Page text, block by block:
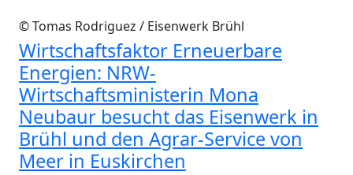
© Tomas Rodriguez / Eisenwerk Brühl
Wirtschaftsfaktor Erneuerbare
Energien: NRW-
Wirtschaftsministerin Mona
Neubaur besucht das Eisenwerk in
Brühl und den Agrar-Service von
Meer in Euskirchen